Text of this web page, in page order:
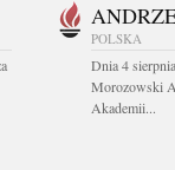
POLSKA
Dnia 4
Morozowski
Akademii...